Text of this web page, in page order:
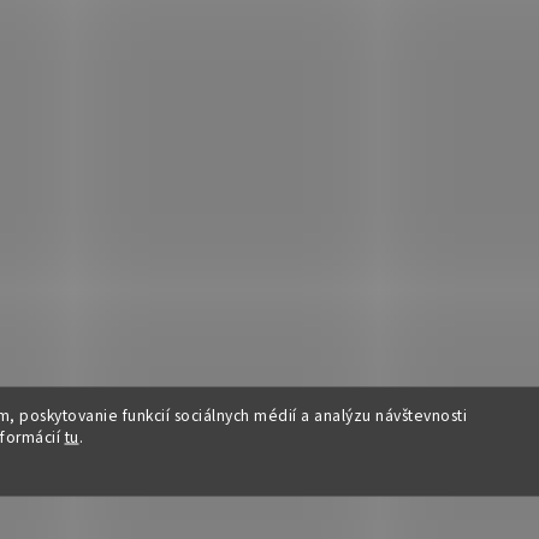
poskytovanie funkcií sociálnych médií a analýzu návštevnosti
tu.